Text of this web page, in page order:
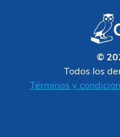
©
Todos los
Términos y